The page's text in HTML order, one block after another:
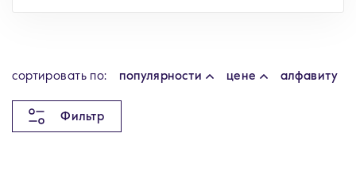
cортировать по: популярности цене алфавиту
Фильтр